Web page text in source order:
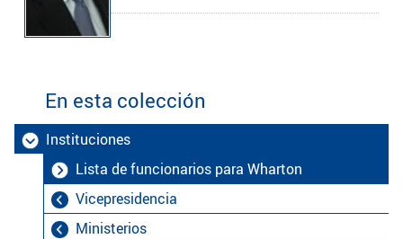
En esta colección
Instituciones
Vicepresidencia
Ministerios
Lista de funcionarios para Wharton